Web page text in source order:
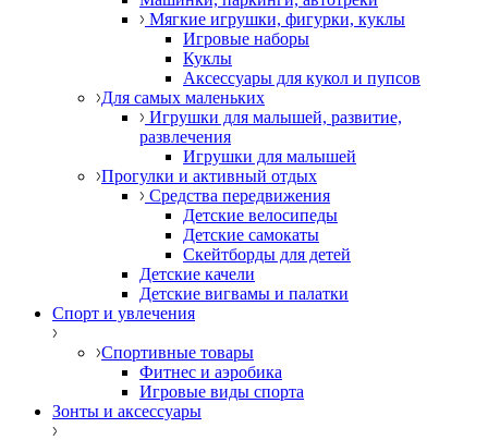
Мягкие игрушки, фигурки, куклы
Игровые наборы
Куклы
Аксессуары для кукол и пупсов
Для самых маленьких
Игрушки для малышей, развитие,
развлечения
Игрушки для малышей
Прогулки и активный отдых
Средства передвижения
Детские велосипеды
Детские самокаты
Скейтборды для детей
Детские качели
Детские вигвамы и палатки
Спорт и увлечения
Спортивные товары
Фитнес и аэробика
Игровые виды спорта
Зонты и аксессуары